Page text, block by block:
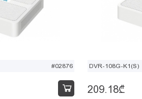
#02876 DVR-108G-K1(S)
209.18₾